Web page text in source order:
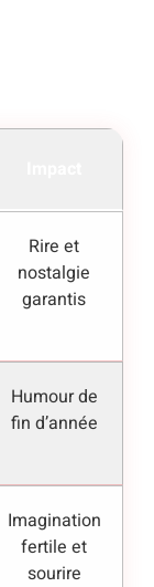
Rire et
nostalgie
garantis
Humour de
fin d’année
Imagination
fertile et
sourire